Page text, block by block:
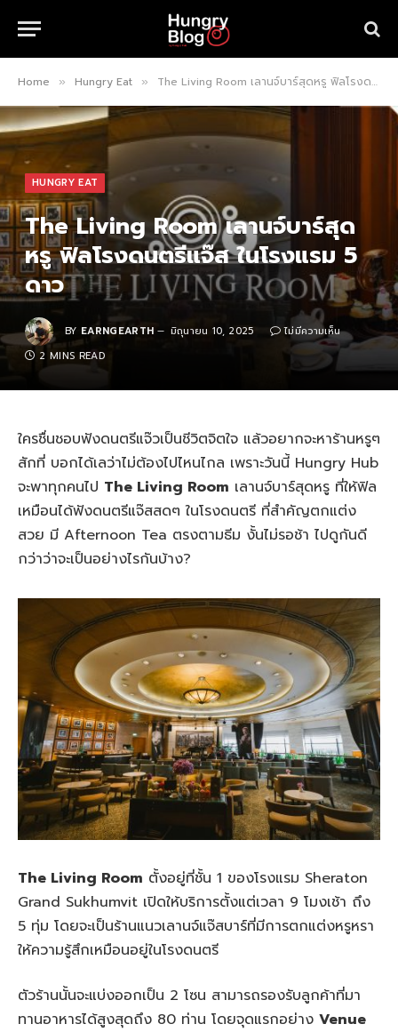
Home » Hungry Eat » The Living Room เลานจ์บาร์สุดหรู ฟิลโรงดนตรีแจ๊ส ในโรงแรม 5 ดาว
HUNGRY EAT
The Living Room เลานจ์บาร์สุด
หรู ฟิลโรงดนตรีแจ๊ส ในโรงแรม 5
ดาว
BY EARNGEARTH มิถุนายน 10, 2025
ไม่มีความเห็น
2 MINS READ
ใครชื่นชอบฟังดนตรีแจ๊วเป็นชีวิตจิตใจ แล้วอยากจะหาร้านหรูๆ
สักที่ บอกได้เลว่าไม่ต้องไปไหนไกล เพราะวันนี้ Hungry Hub
จะพาทุกคนไป The Living Room เลานจ์บาร์สุดหรู ที่ให้ฟิล
เหมือนได้ฟังดนตรีแจ๊สสดๆ ในโรงดนตรี ที่สำคัญตกแต่ง
สวย มี Afternoon Tea ตรงตามธีม งั้นไม่รอช้า ไปดูกันดี
กว่าว่าจะเป็นอย่างไรกันบ้าง?
The Living Room ตั้งอยู่ที่ชั้น 1 ของโรงแรม Sheraton
Grand Sukhumvit เปิดให้บริการตั้งแต่เวลา 9 โมงเช้า ถึง
5 ทุ่ม โดยจะเป็นร้านแนวเลานจ์แจ๊สบาร์ที่มีการตกแต่งหรูหรา
ให้ความรู้สึกเหมือนอยู่ในโรงดนตรี
ตัวร้านนั้นจะแบ่งออกเป็น 2 โซน สามารถรองรับลูกค้าที่มา
ทานอาหารได้สูงสุดถึง 80 ท่าน โดยจุดแรกอย่าง Venue